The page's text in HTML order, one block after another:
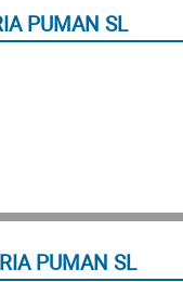
PUMAN SL
PUMAN SL